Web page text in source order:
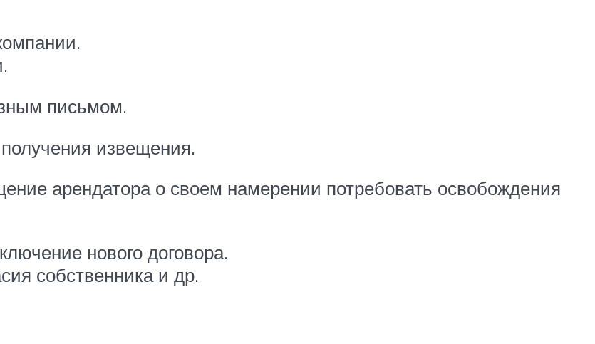
письмом.
извещения.
арендатора о своем намерении потребовать освобождения
нового договора.
собственника и др.